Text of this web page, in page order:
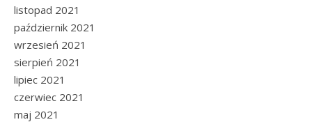
listopad 2021
październik 2021
wrzesień 2021
sierpień 2021
lipiec 2021
czerwiec 2021
maj 2021